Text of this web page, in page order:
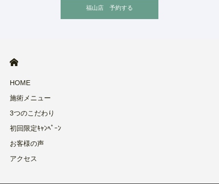
福山店 予約する
HOME
施術メニュー
3つのこだわり
初回限定ｷｬﾝﾍﾟｰﾝ
お客様の声
アクセス